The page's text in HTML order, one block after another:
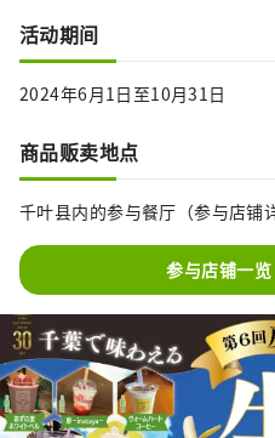
遗迹。 远离城市的喧嚣，在位于千叶县南端、
距东京仅100公里
活动期间
2024年6月1日至10月31日
商品贩卖地点
千叶县内的参与餐厅（参与店铺
参与店铺一览